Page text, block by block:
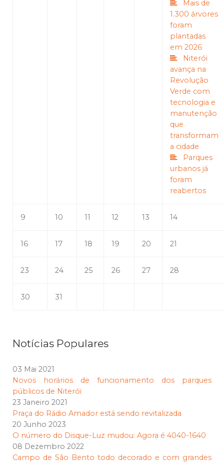
Mais de
1.300 árvores
foram
plantadas
em 2026
Niterói
avança na
Revolução
Verde com
tecnologia e
manutenção
que
transformam
a cidade
Parques
urbanos já
foram
reabertos
9 10 11 12 13 14
16 17 18 19 20 21
23 24 25 26 27 28
30 31
Notícias Populares
03 Mai 2021
Novos horários de funcionamento dos parques
públicos de Niterói
23 Janeiro 2021
Praça do Rádio Amador está sendo revitalizada
20 Junho 2023
O número do Disque-Luz mudou: Agora é 4040-1640
08 Dezembro 2022
Campo de São Bento todo decorado e com grandes